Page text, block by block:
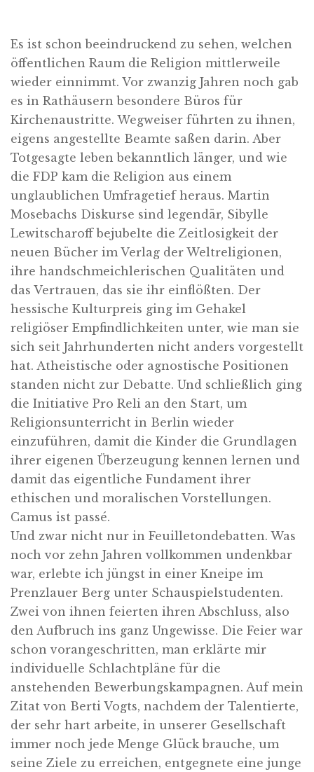
Es ist schon beeindruckend zu sehen, welchen
öffentlichen Raum die Religion mittlerweile
wieder einnimmt. Vor zwanzig Jahren noch gab
es in Rathäusern besondere Büros für
Kirchenaustritte. Wegweiser führten zu ihnen,
eigens angestellte Beamte saßen darin. Aber
Totgesagte leben bekanntlich länger, und wie
die FDP kam die Religion aus einem
unglaublichen Umfragetief heraus. Martin
Mosebachs Diskurse sind legendär, Sibylle
Lewitscharoff bejubelte die Zeitlosigkeit der
neuen Bücher im Verlag der Weltreligionen,
ihre handschmeichlerischen Qualitäten und
das Vertrauen, das sie ihr einflößten. Der
hessische Kulturpreis ging im Gehakel
religiöser Empfindlichkeiten unter, wie man sie
sich seit Jahrhunderten nicht anders vorgestellt
hat. Atheistische oder agnostische Positionen
standen nicht zur Debatte. Und schließlich ging
die Initiative Pro Reli an den Start, um
Religionsunterricht in Berlin wieder
einzuführen, damit die Kinder die Grundlagen
ihrer eigenen Überzeugung kennen lernen und
damit das eigentliche Fundament ihrer
ethischen und moralischen Vorstellungen.
Camus ist passé.
Und zwar nicht nur in Feuilletondebatten. Was
noch vor zehn Jahren vollkommen undenkbar
war, erlebte ich jüngst in einer Kneipe im
Prenzlauer Berg unter Schauspielstudenten.
Zwei von ihnen feierten ihren Abschluss, also
den Aufbruch ins ganz Ungewisse. Die Feier war
schon vorangeschritten, man erklärte mir
individuelle Schlachtpläne für die
anstehenden Bewerbungskampagnen. Auf mein
Zitat von Berti Vogts, nachdem der Talentierte,
der sehr hart arbeite, in unserer Gesellschaft
immer noch jede Menge Glück brauche, um
seine Ziele zu erreichen, entgegnete eine junge